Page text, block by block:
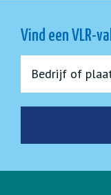
Vind een VLR-